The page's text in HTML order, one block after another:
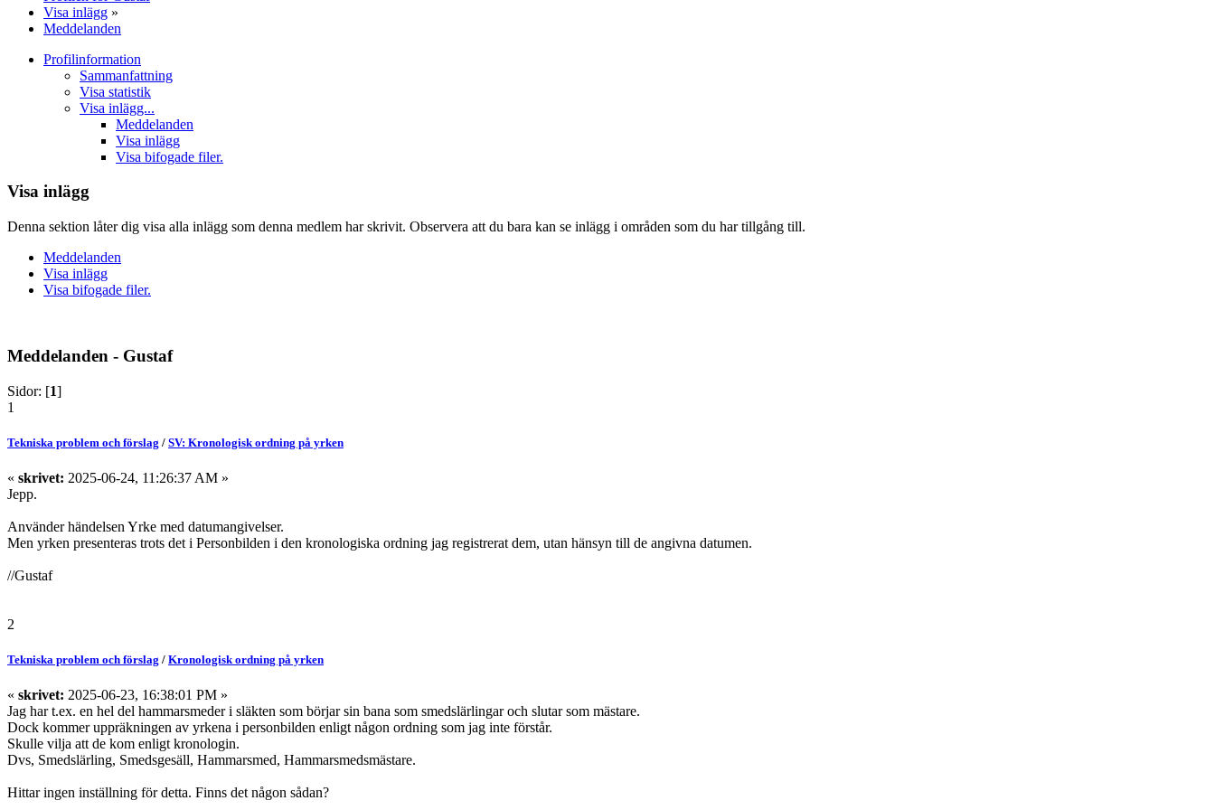
Visa inlägg »
Meddelanden
Profilinformation
Sammanfattning
Visa statistik
Visa inlägg...
Meddelanden
Visa inlägg
Visa bifogade filer.
Visa inlägg
Denna sektion låter dig visa alla inlägg som denna medlem har skrivit. Observera att du bara kan se inlägg i områden som du har tillgång till.
Meddelanden
Visa inlägg
Visa bifogade filer.
Meddelanden - Gustaf
Sidor: [1]
1
Tekniska problem och förslag / SV: Kronologisk ordning på yrken
« skrivet: 2025-06-24, 11:26:37 AM »
Jepp.
Använder händelsen Yrke med datumangivelser.
Men yrken presenteras trots det i Personbilden i den kronologiska ordning jag registrerat dem, utan hänsyn till de angivna datumen.
//Gustaf
2
Tekniska problem och förslag / Kronologisk ordning på yrken
« skrivet: 2025-06-23, 16:38:01 PM »
Jag har t.ex. en hel del hammarsmeder i släkten som börjar sin bana som smedslärlingar och slutar som mästare.
Dock kommer uppräkningen av yrkena i personbilden enligt någon ordning som jag inte förstår.
Skulle vilja att de kom enligt kronologin.
Dvs, Smedslärling, Smedsgesäll, Hammarsmed, Hammarsmedsmästare.
Hittar ingen inställning för detta. Finns det någon sådan?